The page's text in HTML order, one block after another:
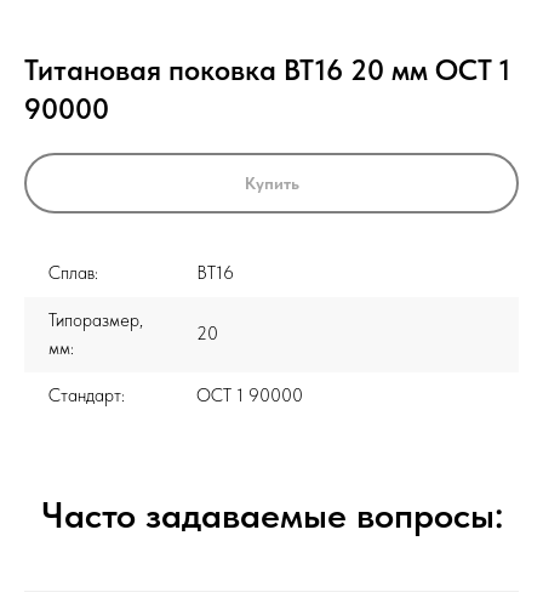
Титановая поковка ВТ16 20 мм ОСТ 1
90000
Купить
Сплав: ВТ16
Типоразмер,
мм:
20
Стандарт: ОСТ 1 90000
Часто задаваемые вопросы: